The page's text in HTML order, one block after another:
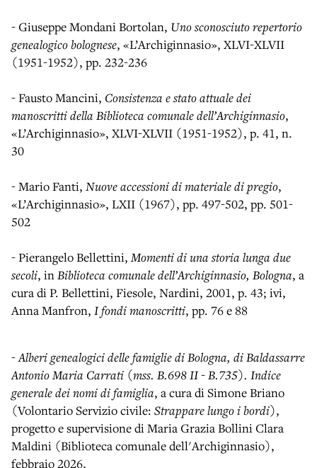
- Giuseppe Mondani Bortolan, Uno sconosciuto repertorio
genealogico bolognese, «L’Archiginnasio», XLVI-XLVII
(1951-1952), pp. 232-236
- Fausto Mancini, Consistenza e stato attuale dei
manoscritti della Biblioteca comunale dell’Archiginnasio,
«L’Archiginnasio», XLVI-XLVII (1951-1952), p. 41, n.
30
- Mario Fanti, Nuove accessioni di materiale di pregio,
«L’Archiginnasio», LXII (1967), pp. 497-502, pp. 501-
502
- Pierangelo Bellettini,Momenti di una storia lunga due
secoli, inBiblioteca comunale dell’Archiginnasio, Bologna, a
cura di P. Bellettini, Fiesole, Nardini, 2001, p. 43; ivi,
Anna Manfron, I fondi manoscritti, pp. 76 e 88
-Alberi genealogici delle famiglie di Bologna, di Baldassarre
Antonio Maria Carrati (mss. B.698 II - B.735). Indice
generale dei nomi di famiglia, a cura di Simone Briano
(Volontario Servizio civile: Strappare lungo i bordi),
progetto e supervisione di Maria Grazia Bollini Clara
Maldini (Biblioteca comunale dell'Archiginnasio),
febbraio 2026,